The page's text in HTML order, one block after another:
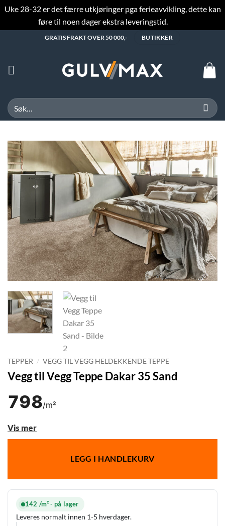
Uke 28-32 er det færre utkjøringer pga ferieavvikling, dette kan
føre til noen dager ekstra leveringstid.
GRATIS FRAKT OVER 50 000,- BUTIKKER
Søk
etter:
TEPPER / VEGG TIL VEGG HELDEKKENDE TEPPE
Vegg til Vegg Teppe Dakar 35 Sand
798/m²
Vis mer
LEGG I HANDLEKURV
142 /m² - på lager
Leveres normalt innen 1-5 hverdager.